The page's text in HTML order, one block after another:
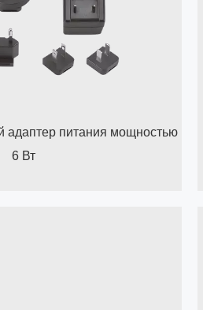
адаптер питания мощностью
6 Вт